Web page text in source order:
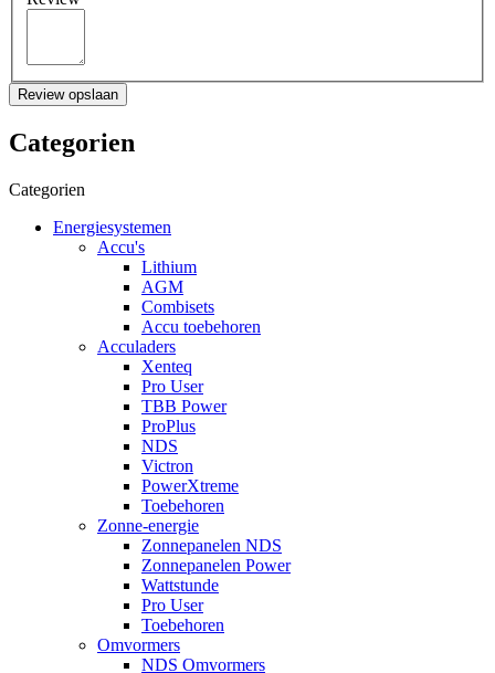
Review opslaan
Categorien
Categorien
Energiesystemen
Accu's
Lithium
AGM
Combisets
Accu toebehoren
Acculaders
Xenteq
Pro User
TBB Power
ProPlus
NDS
Victron
PowerXtreme
Toebehoren
Zonne-energie
Zonnepanelen NDS
Zonnepanelen Power
Wattstunde
Pro User
Toebehoren
Omvormers
NDS Omvormers